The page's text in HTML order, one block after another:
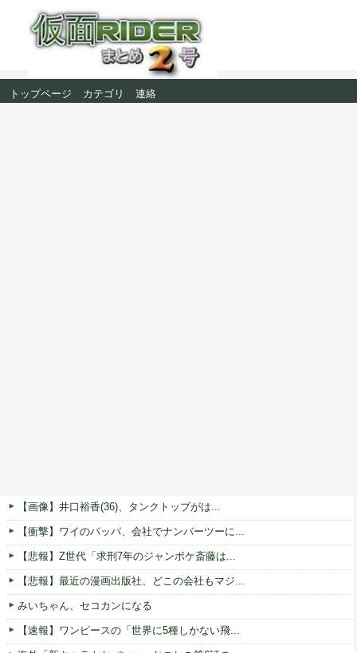
トップページ カテゴリ 連絡
【画像】井口裕香(36)、タンクトップがは...
【衝撃】ワイのパッパ、会社でナンバーツーに...
【悲報】Z世代「求刑7年のジャンポケ斎藤は...
【悲報】最近の漫画出版社、どこの会社もマジ...
みいちゃん、セコカンになる
【速報】ワンピースの「世界に5種しかない飛...